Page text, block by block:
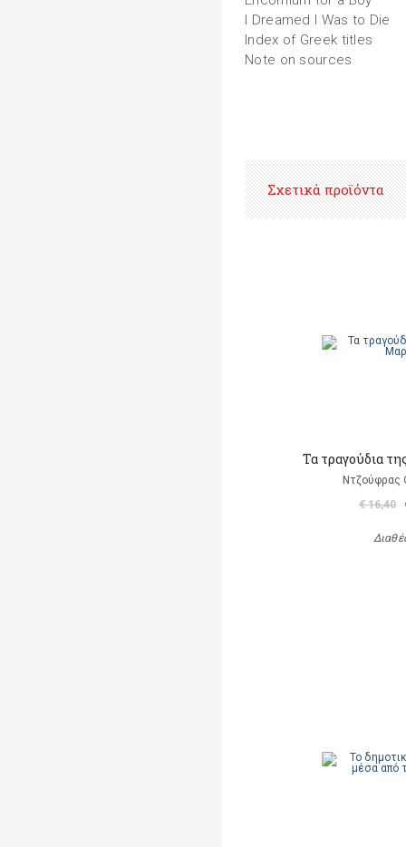
I Dreamed I Was to Die
Index of Greek titles
Note on sources
Σχετικά προϊόντα
Τα τραγούδια
Ντζούφρας
€ 16,40